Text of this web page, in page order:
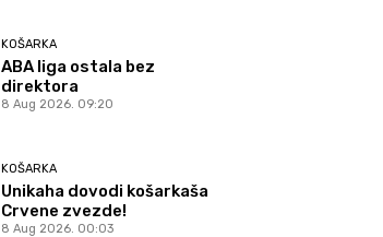
KOŠARKA
ABA liga ostala bez
direktora
8 Aug 2026. 09:20
KOŠARKA
Unikaha dovodi košarkaša
Crvene zvezde!
8 Aug 2026. 00:03